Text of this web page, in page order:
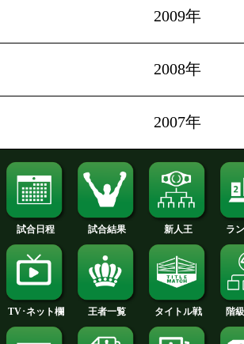
2011年
2010年
2009年